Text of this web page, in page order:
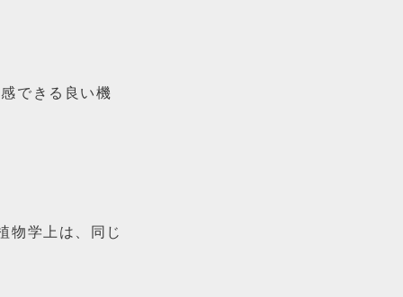
できる良い機
物学上は、同じ